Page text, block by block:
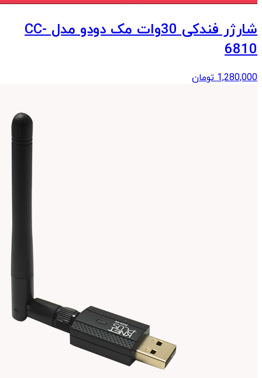
شارژر فندکی 30وات مک دودو مدل CC-
6810
1,280,000 تومان